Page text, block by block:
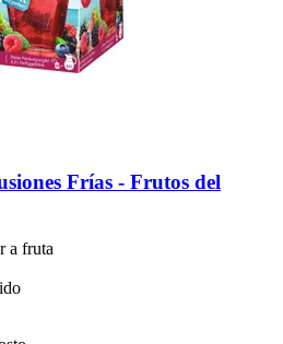
Frías -​ Frutos del
a fruta